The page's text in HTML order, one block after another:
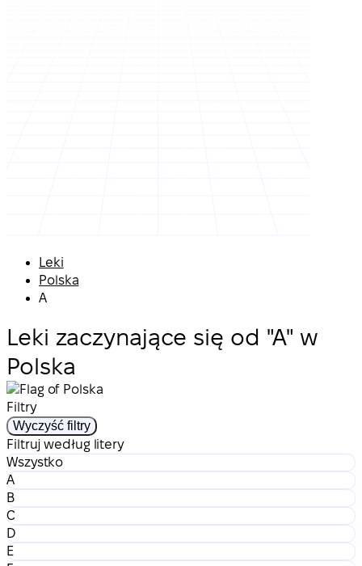
Leki
Polska
A
Leki zaczynające się od "A" w
Polska
Filtry
Wyczyść filtry
Filtruj według litery
Wszystko
A
B
C
D
E